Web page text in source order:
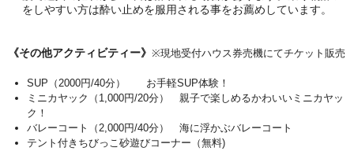
をしやすい方は酔い止めを服用される事をお薦めしています。
《その他アクティビティー》 ※現地受付ハウス券売機にてチケット販売
SUP（2000円/40分） お手軽SUP体験！
ミニカヤック
（1,000円/20分） 親子で楽しめるかわいいミニカヤッ
ク！
バレーコート
（2,000円/40分） 海に浮かぶバレーコート
テント付きちびっこ砂遊びコーナー（無料)